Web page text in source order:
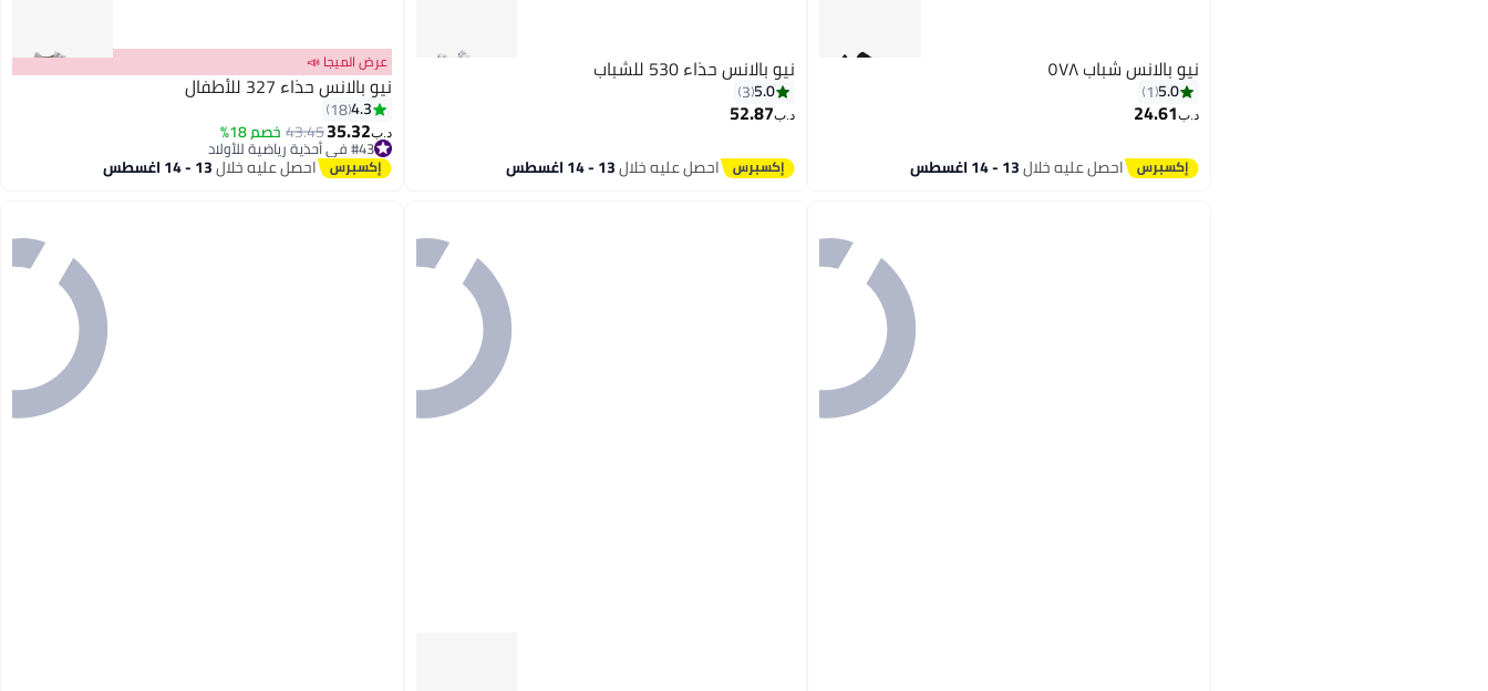
نيو بالانس شباب ٥٧٨
5.0
1
د.ب‏24.61
احصل عليه خلال13 - 14 اغسطس
نيو بالانس حذاء 530 للشباب
5.0
3
د.ب‏52.87
احصل عليه خلال13 - 14 اغسطس
عرض الميجا 📣
نيو بالانس حذاء 327 للأطفال
4.3
18
د.ب‏35.32
43.45 خصم 18%
#43 في أحذية رياضية للأولاد
أقل سعر في 7 يوم
#43 في أحذية رياضية للأولاد
احصل عليه خلال13 - 14 اغسطس